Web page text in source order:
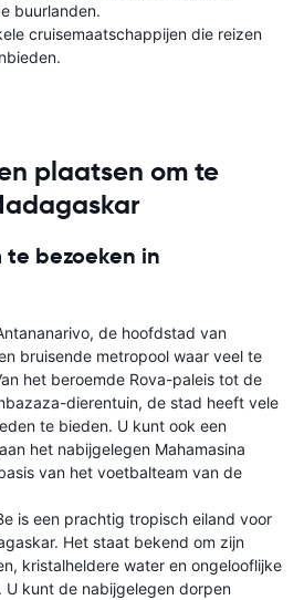
buurlanden.
cruisemaatschappijen die reizen
plaatsen om te
te bezoeken in
de hoofdstad van
bruisende metropool waar veel te
het beroemde Rova-paleis tot de
dierentuin, de stad heeft vele
te bieden. U kunt ook een
het nabijgelegen Mahamasina
van het voetbalteam van de
is een prachtig tropisch eiland voor
Het staat bekend om zijn
kristalheldere water en ongelooflijke
U kunt de nabijgelegen dorpen